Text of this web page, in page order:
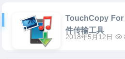
TouchCopy For
件传输工具
2018年5月12日